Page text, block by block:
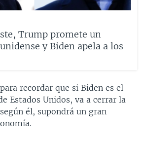
Trump promete un
y Biden apela a los
recordar que si Biden es el
Estados Unidos, va a cerrar la
él, supondrá un gran